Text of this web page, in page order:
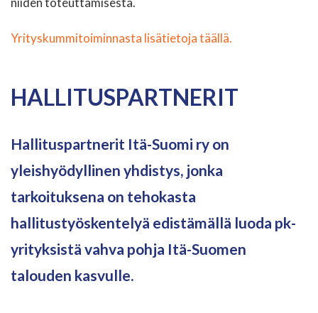
Yrityskummitoiminnasta lisätietoja täällä.
HALLITUSPARTNERIT
Hallituspartnerit Itä-Suomi ry on
yleishyödyllinen yhdistys, jonka
tarkoituksena on tehokasta
hallitustyöskentelyä edistämällä luoda pk-
yrityksistä vahva pohja Itä-Suomen
talouden kasvulle.